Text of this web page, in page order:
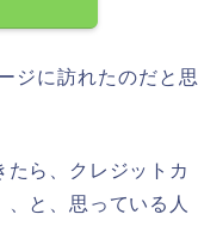
ジに訪れたのだと思
ら、クレジットカ
と、思っている人